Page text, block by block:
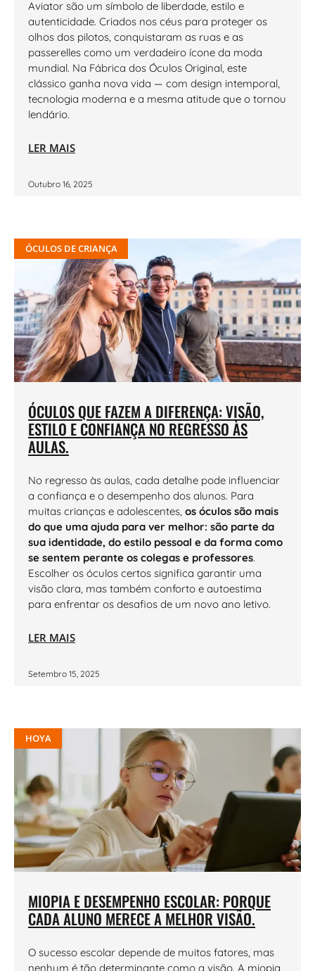
Aviator são um símbolo de liberdade, estilo e
autenticidade. Criados nos céus para proteger os
olhos dos pilotos, conquistaram as ruas e as
passerelles como um verdadeiro ícone da moda
mundial. Na Fábrica dos Óculos Original, este
clássico ganha nova vida — com design intemporal,
tecnologia moderna e a mesma atitude que o tornou
lendário.
LER MAIS
Outubro 16, 2025
ÓCULOS DE CRIANÇA
ÓCULOS QUE FAZEM A DIFERENÇA: VISÃO,
ESTILO E CONFIANÇA NO REGRESSO ÀS
AULAS.
No regresso às aulas, cada detalhe pode influenciar
a confiança e o desempenho dos alunos. Para
muitas crianças e adolescentes, os óculos são mais
do que uma ajuda para ver melhor: são parte da
sua identidade, do estilo pessoal e da forma como
se sentem perante os colegas e professores.
Escolher os óculos certos significa garantir uma
visão clara, mas também conforto e autoestima
para enfrentar os desafios de um novo ano letivo.
LER MAIS
Setembro 15, 2025
HOYA
MIOPIA E DESEMPENHO ESCOLAR: PORQUE
CADA ALUNO MERECE A MELHOR VISÃO.
O sucesso escolar depende de muitos fatores, mas
nenhum é tão determinante como a visão. A miopia,